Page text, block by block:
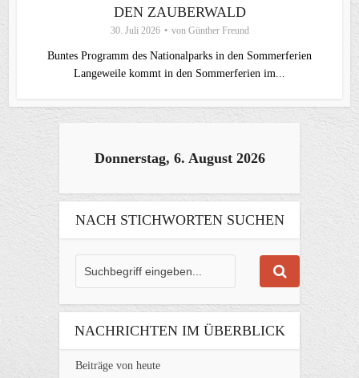
DEN ZAUBERWALD
30. Juli 2026 von Günther Freund
Buntes Programm des Nationalparks in den Sommerferien
Langeweile kommt in den Sommerferien im...
Donnerstag, 6. August 2026
NACH STICHWORTEN SUCHEN
NACHRICHTEN IM ÜBERBLICK
Beiträge von heute